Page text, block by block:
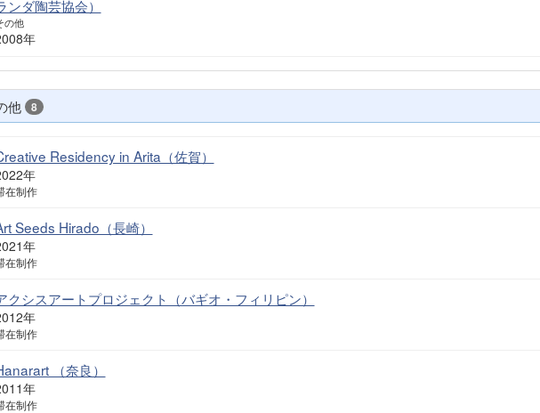
ンダ陶芸協会）
の他
年
他 8
Residency in Arita（佐賀）
年
在制作
Seeds Hirado（長崎）
年
在制作
クシスアートプロジェクト（バギオ・フィリピン）
年
在制作
（奈良）
年
在制作